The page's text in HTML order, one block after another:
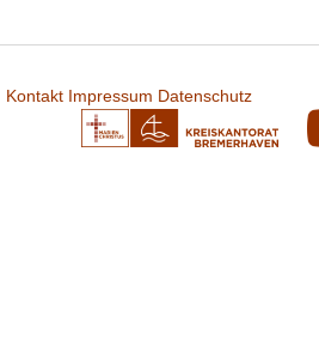
Kontakt Impressum Datenschutz